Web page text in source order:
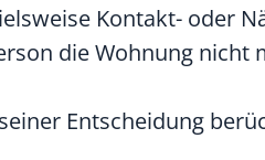
Kontakt- oder
die Wohnung nicht
Entscheidung